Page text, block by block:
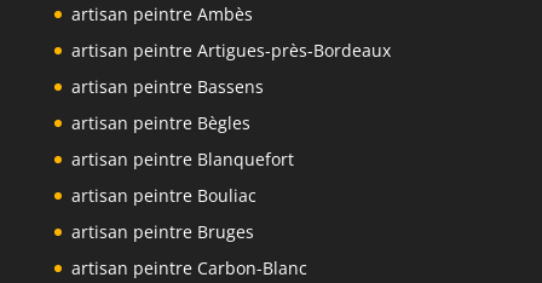
artisan peintre Ambès
artisan peintre Artigues-près-Bordeaux
artisan peintre Bassens
artisan peintre Bègles
artisan peintre Blanquefort
artisan peintre Bouliac
artisan peintre Bruges
artisan peintre Carbon-Blanc